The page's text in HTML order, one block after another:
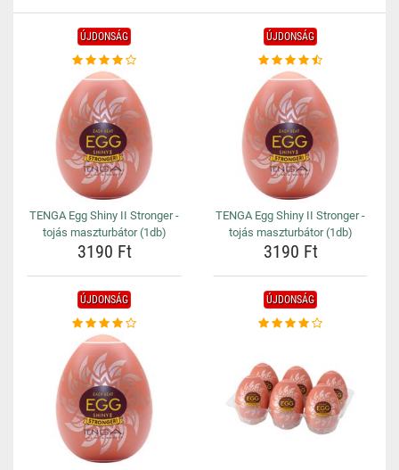
ÚJDONSÁG
TENGA Egg Shiny II Stronger -
tojás maszturbátor (1db)
3190 Ft
ÚJDONSÁG
TENGA Egg Shiny II Stronger -
tojás maszturbátor (1db)
3190 Ft
ÚJDONSÁG ÚJDONSÁG